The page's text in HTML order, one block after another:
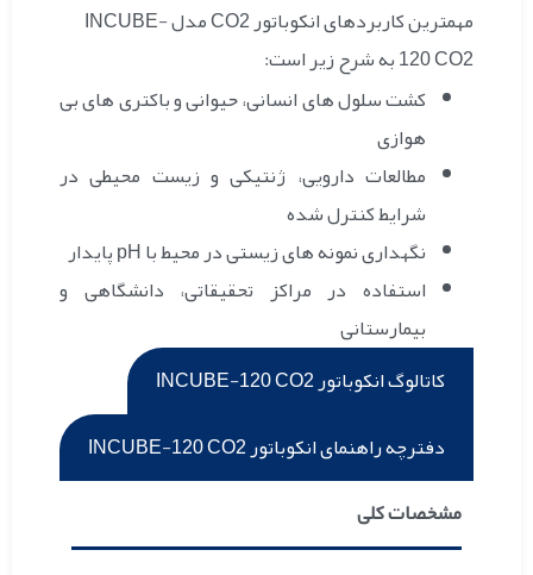
مهمترین کاربردهای انکوباتور CO2 مدل INCUBE-
120 CO2 به شرح زیر است:
کشت سلول‌ های انسانی، حیوانی و باکتری‌ های بی‌
هوازی
مطالعات دارویی، ژنتیکی و زیست‌ محیطی در
شرایط کنترل‌ شده
نگهداری نمونه‌ های زیستی در محیط با pH پایدار
استفاده در مراکز تحقیقاتی، دانشگاهی و
بیمارستانی
کاتالوگ انکوباتور INCUBE-120 CO2
دفترچه راهنمای انکوباتور INCUBE-120 CO2
مشخصات کلی